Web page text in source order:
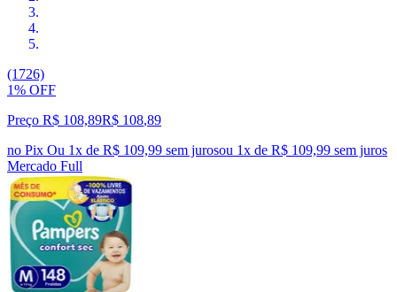
(1726)
1% OFF
Preço R$ 108,89R$ 108,89
no Pix Ou 1x de R$ 109,99 sem jurosou 1x de R$ 109,99 sem juros
Mercado Full